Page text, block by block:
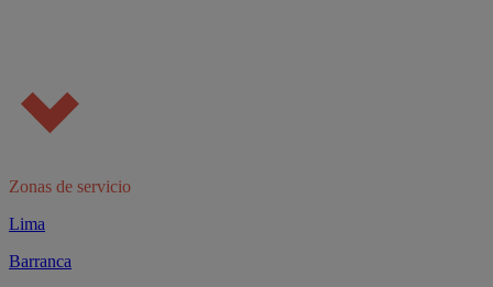
Zonas de servicio
Lima
Barranca